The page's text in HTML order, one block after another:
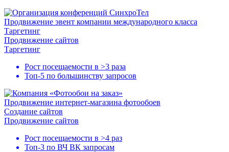
Продвижение эвент компании международного класса
Таргетинг
Продвижение сайтов
Таргетинг
Рост посещаемости в >3 раза
Топ-5 по большинству запросов
Продвижение интернет-магазина фотообоев
Создание сайтов
Продвижение сайтов
Рост посещаемости в >4 раз
Топ-3 по ВЧ ВК запросам